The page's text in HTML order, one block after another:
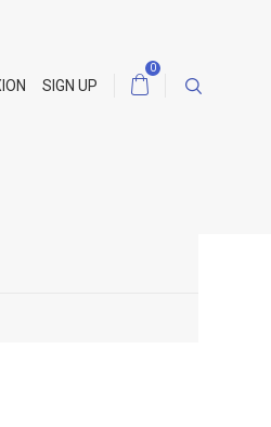
SIGN UP
0